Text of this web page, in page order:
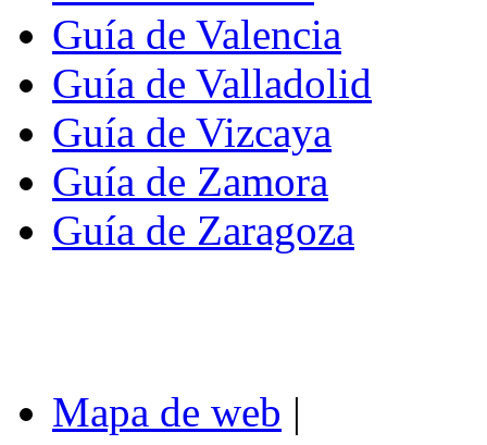
Guía de Valencia
Guía de Valladolid
Guía de Vizcaya
Guía de Zamora
Guía de Zaragoza
Mapa de web |